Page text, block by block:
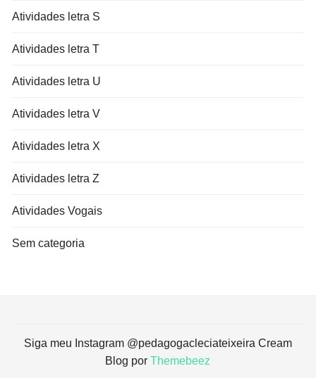
Atividades letra S
Atividades letra T
Atividades letra U
Atividades letra V
Atividades letra X
Atividades letra Z
Atividades Vogais
Sem categoria
Siga meu Instagram @pedagogacleciateixeira Cream
Blog porThemebeez